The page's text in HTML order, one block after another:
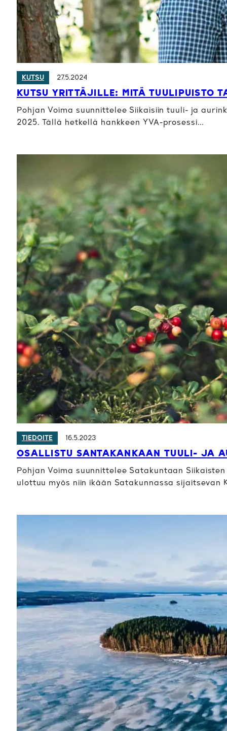
KUTSU 27.5.2024
KUTSU YRITTÄJILLE: MITÄ TUULIPUISTO
Pohjan Voima suunnittelee Siikaisiin tuuli- ja
2025. Tällä hetkellä hankkeen YVA-prosessi…
TIEDOITE 16.5.2023
OSALLISTU SANTAKANKAAN TUULI- JA
Pohjan Voima suunnittelee Satakuntaan
ulottuu myös niin ikään Satakunnassa sijaitsevan